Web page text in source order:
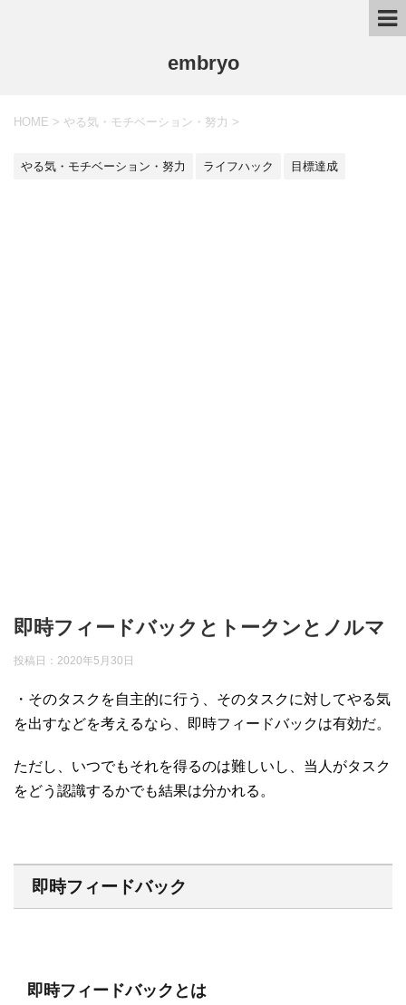
embryo
HOME > やる気・モチベーション・努力 >
やる気・モチベーション・努力 ライフハック 目標達成
即時フィードバックとトークンとノルマ
投稿日： 2020年5月30日
・そのタスクを自主的に行う、そのタスクに対してやる気
を出すなどを考えるなら、即時フィードバックは有効だ。
ただし、いつでもそれを得るのは難しいし、当人がタスク
をどう認識するかでも結果は分かれる。
即時フィードバック
即時フィードバックとは